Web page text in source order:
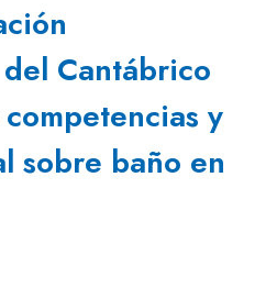
Cantábrico
y
sobre baño en